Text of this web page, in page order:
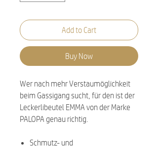
Add to Cart
Buy Now
Wer nach mehr Verstaumöglichkeit
beim Gassigang sucht, für den ist der
Leckerlibeutel EMMA von der Marke
PALOPA genau richtig.
Schmutz- und